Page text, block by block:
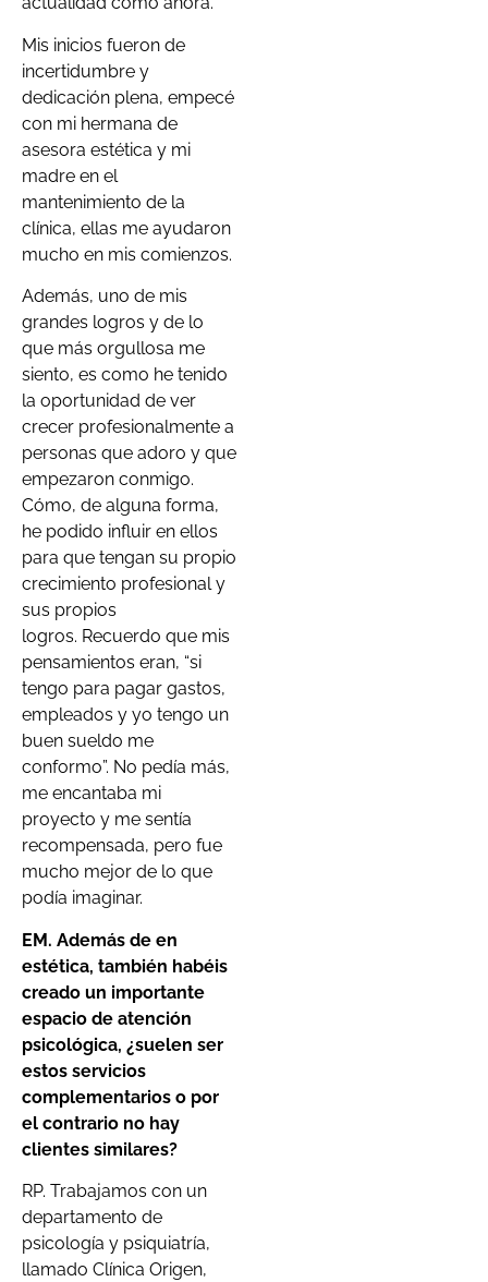
Mis inicios fueron de
incertidumbre y
dedicación plena, empecé
con mi hermana de
asesora estética y mi
madre en el
mantenimiento de la
clínica, ellas me ayudaron
mucho en mis comienzos.
Además, uno de mis
grandes logros y de lo
que más orgullosa me
siento, es como he tenido
la oportunidad de ver
crecer profesionalmente a
personas que adoro y que
empezaron conmigo.
Cómo, de alguna forma,
he podido influir en ellos
para que tengan su propio
crecimiento profesional y
sus propios
logros. Recuerdo que mis
pensamientos eran, “si
tengo para pagar gastos,
empleados y yo tengo un
buen sueldo me
conformo”. No pedía más,
me encantaba mi
proyecto y me sentía
recompensada, pero fue
mucho mejor de lo que
podía imaginar.
EM. Además de en
estética, también habéis
creado un importante
espacio de atención
psicológica, ¿suelen ser
estos servicios
complementarios o por
el contrario no hay
clientes similares?
RP. Trabajamos con un
departamento de
psicología y psiquiatría,
llamado Clínica Origen,